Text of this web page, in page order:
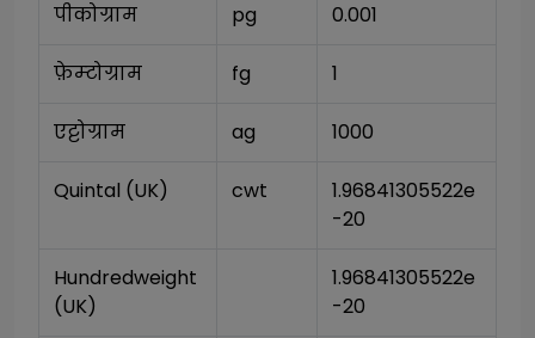
पीकोग्राम pg 0.001
फ़ेम्टोग्राम fg 1
एट्टोग्राम ag 1000
Quintal (UK) cwt
1.96841305522e
-20
Hundredweight
(UK)
1.96841305522e
-20